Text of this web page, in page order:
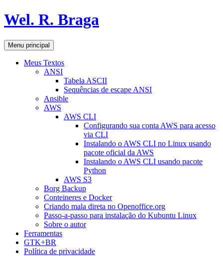
Pular
para
conteúdo
Wel. R. Braga
Pesquisar
Menu principal
Meus Textos
ANSI
Tabela ASCII
Sequências de escape ANSI
Ansible
AWS
AWS CLI
Configurando sua conta AWS para acesso
via CLI
Instalando o AWS CLI no Linux usando
pacote oficial da AWS
Instalando o AWS CLI usando pacote
Python
AWS S3
Borg Backup
Conteineres e Docker
Criando mala direta no Openoffice.org
Passo-a-passo para instalação do Kubuntu Linux
Sobre o autor
Ferramentas
GTK+BR
Política de privacidade